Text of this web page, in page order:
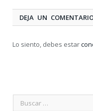
DEJA UN
Lo siento, debes estar